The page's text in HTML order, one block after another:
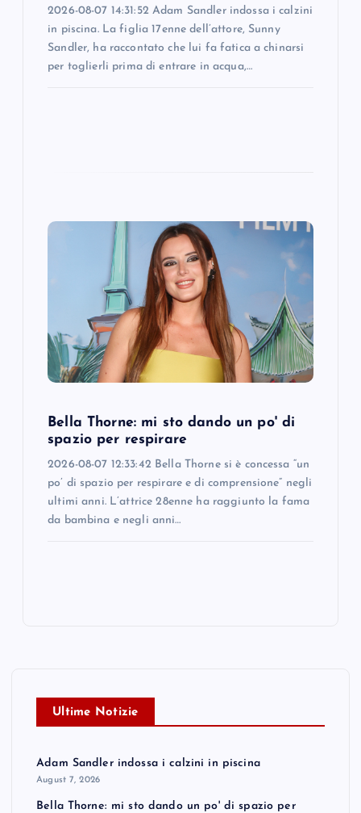
2026-08-07 14:31:52 Adam Sandler indossa i calzini
in piscina. La figlia 17enne dell’attore, Sunny
Sandler, ha raccontato che lui fa fatica a chinarsi
per toglierli prima di entrare in acqua,…
Bella Thorne: mi sto dando un po' di
spazio per respirare
2026-08-07 12:33:42 Bella Thorne si è concessa “un
po’ di spazio per respirare e di comprensione” negli
ultimi anni. L’attrice 28enne ha raggiunto la fama
da bambina e negli anni…
Ultime Notizie
Adam Sandler indossa i calzini in piscina
August 7, 2026
Bella Thorne: mi sto dando un po' di spazio per